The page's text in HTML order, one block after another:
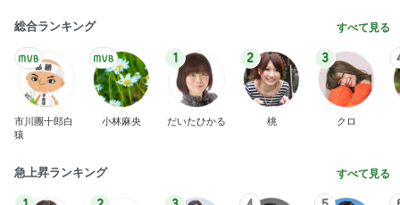
総合ランキング すべて見る
市川團十郎白
猿
小林麻央
1
だいたひかる
2
桃
3
クロ
急上昇ランキング すべて見る